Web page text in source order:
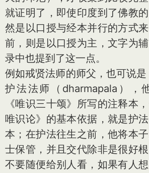
就证明了，即使印度到了佛教
然是以口授与经本并行的方式
前，则是以口授为主，文字为
录中也提到了这一点。
例如戒贤法师的师父，也可说
护法法师（dharmapala），
《唯识三十颂》所写的注释本
唯识论》的基本依据，就是护
本；在护法往生之前，他将本
士保管，并且交代除非是很好
不要随便给别人看，如果有人